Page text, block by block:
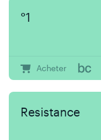
°1
Acheter
Resistance